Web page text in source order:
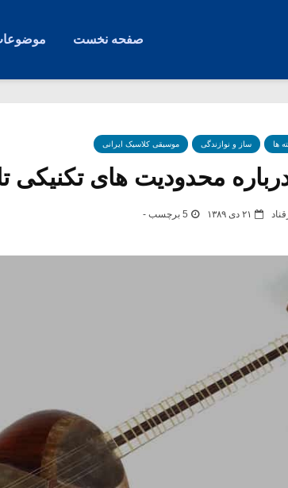
صفحه نخست
ها ساز و نوازندگی موسیقی کلاسیک ایرانی
محدودیت های تکنیکی
۲۱ دی ۱۳۸۹ 5 برچسب -